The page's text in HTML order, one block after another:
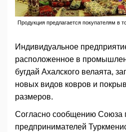
Продукция предлагается покупателям в
Индивидуальное
расположенное в
бугдай Ахалского велаята,
новых видов ковров и
размеров.
Согласно сообщению Союза
предпринимателей